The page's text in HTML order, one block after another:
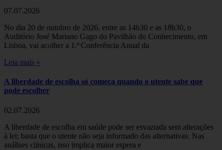
07.07.2026
No dia 20 de outubro de 2026, entre as 14h30 e as 18h30, o
Auditório José Mariano Gago do Pavilhão do Conhecimento, em
Lisboa, vai acolher a 1.ª Conferência Anual da
Leia mais »
A liberdade de escolha só começa quando o utente sabe que
pode escolher
02.07.2026
A liberdade de escolha em saúde pode ser esvaziada sem alterações
à lei; basta que o utente não seja informado das alternativas. Nas
análises clínicas, isso implica maior espera e